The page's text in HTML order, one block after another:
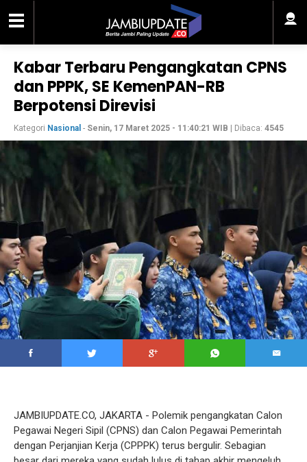
Kabar Terbaru Pengangkatan CPNS
dan PPPK, SE KemenPAN-RB
Berpotensi Direvisi
Kategori Nasional - Senin, 17 Maret 2025 - 11:40:21 WIB | Dibaca: 4545
JAMBIUPDATE.CO, JAKARTA - Polemik pengangkatan Calon
Pegawai Negeri Sipil (CPNS) dan Calon Pegawai Pemerintah
dengan Perjanjian Kerja (CPPPK) terus bergulir. Sebagian